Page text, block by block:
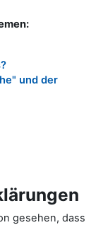
und der
gesehen, dass